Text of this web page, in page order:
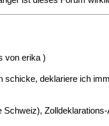
von erika)
deklariere ich